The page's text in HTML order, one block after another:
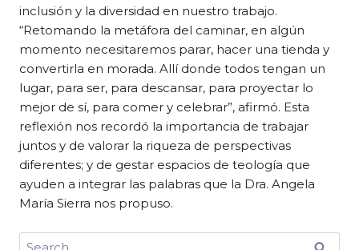
inclusión y la diversidad en nuestro trabajo.
“Retomando la metáfora del caminar, en algún
momento necesitaremos parar, hacer una tienda y
convertirla en morada. Allí donde todos tengan un
lugar, para ser, para descansar, para proyectar lo
mejor de sí, para comer y celebrar”, afirmó. Esta
reflexión nos recordó la importancia de trabajar
juntos y de valorar la riqueza de perspectivas
diferentes; y de gestar espacios de teología que
ayuden a integrar las palabras que la Dra. Angela
María Sierra nos propuso.